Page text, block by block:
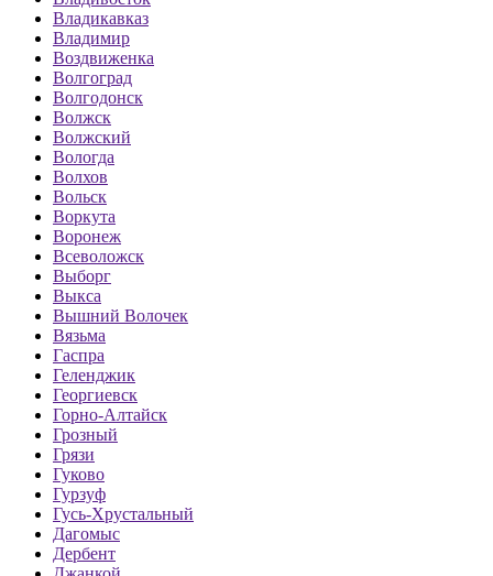
Владикавказ
Владимир
Воздвиженка
Волгоград
Волгодонск
Волжск
Волжский
Вологда
Волхов
Вольск
Воркута
Воронеж
Всеволожск
Выборг
Выкса
Вышний Волочек
Вязьма
Гаспра
Геленджик
Георгиевск
Горно-Алтайск
Грозный
Грязи
Гуково
Гурзуф
Гусь-Хрустальный
Дагомыс
Дербент